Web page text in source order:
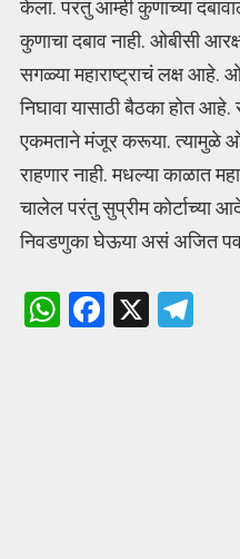
केला. परंतु आम्ही कुणाच्या
कुणाचा दबाव नाही. ओबीसी
सगळ्या महाराष्ट्राचं लक्ष आहे.
निघावा यासाठी बैठका होत
एकमताने मंजूर करूया. त्यामुळे
राहणार नाही. मधल्या काळात
चालेल परंतु सुप्रीम कोर्टाच्या
निवडणुका घेऊया असं अजित
W F X T